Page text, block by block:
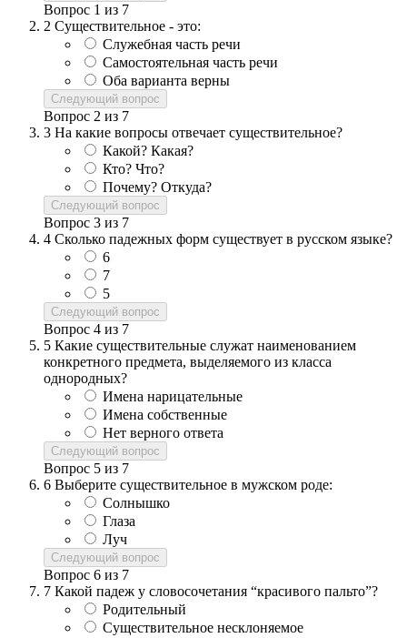
Вопрос 1 из 7
2 Существительное - это:
Служебная часть речи
Самостоятельная часть речи
Оба варианта верны
Следующий вопрос
Вопрос 2 из 7
3 На какие вопросы отвечает существительное?
Какой? Какая?
Кто? Что?
Почему? Откуда?
Следующий вопрос
Вопрос 3 из 7
4 Сколько падежных форм существует в русском языке?
6
7
5
Следующий вопрос
Вопрос 4 из 7
5 Какие существительные служат наименованием
конкретного предмета, выделяемого из класса
однородных?
Имена нарицательные
Имена собственные
Нет верного ответа
Следующий вопрос
Вопрос 5 из 7
6 Выберите существительное в мужском роде:
Солнышко
Глаза
Луч
Следующий вопрос
Вопрос 6 из 7
7 Какой падеж у словосочетания “красивого пальто”?
Родительный
Существительное несклоняемое